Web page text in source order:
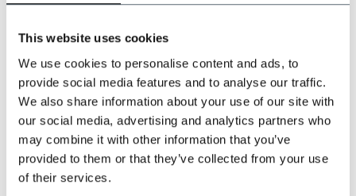
This website uses cookies
We use cookies to personalise content and ads, to
provide social media features and to analyse our traffic.
We also share information about your use of our site with
our social media, advertising and analytics partners who
may combine it with other information that you’ve
provided to them or that they’ve collected from your use
of their services.
Dieses Produkt teilen
Bewertungen
Schlagworte